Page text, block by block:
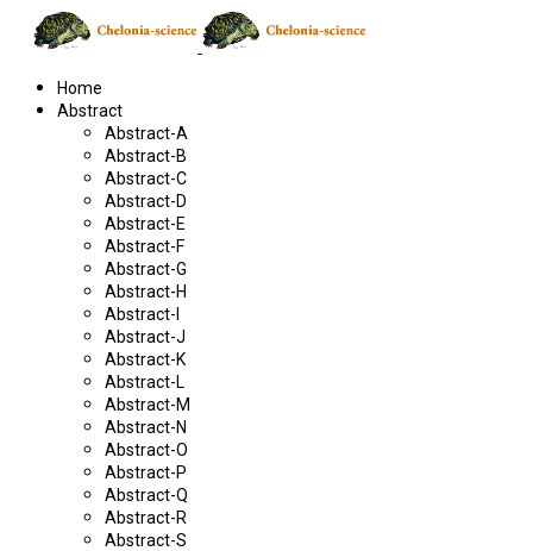
Home
Abstract
Abstract-A
Abstract-B
Abstract-C
Abstract-D
Abstract-E
Abstract-F
Abstract-G
Abstract-H
Abstract-I
Abstract-J
Abstract-K
Abstract-L
Abstract-M
Abstract-N
Abstract-O
Abstract-P
Abstract-Q
Abstract-R
Abstract-S